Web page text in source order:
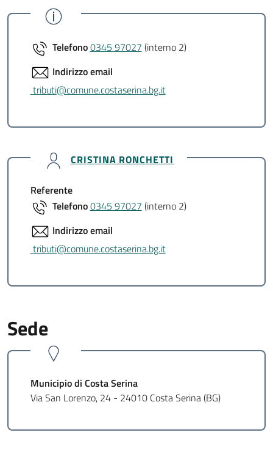
Telefono0345 97027 (interno 2)
Indirizzo email
tributi@comune.costaserina.bg.it
CRISTINA RONCHETTI
Referente
Telefono0345 97027 (interno 2)
Indirizzo email
tributi@comune.costaserina.bg.it
Sede
Municipio di Costa Serina
Via San Lorenzo, 24 - 24010 Costa Serina (BG)